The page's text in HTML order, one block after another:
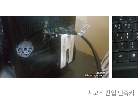
시모스 진입 단축키